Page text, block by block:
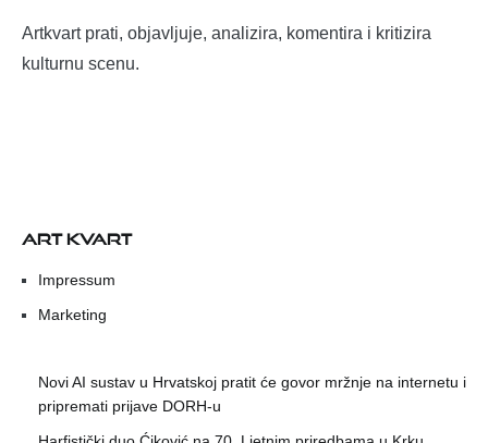
Artkvart prati, objavljuje, analizira, komentira i kritizira
kulturnu scenu.
ART KVART
Impressum
Marketing
Novi AI sustav u Hrvatskoj pratit će govor mržnje na internetu i
pripremati prijave DORH-u